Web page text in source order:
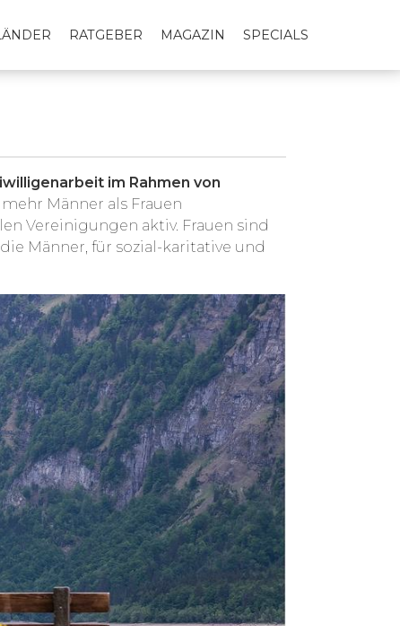
RATGEBER MAGAZIN SPECIALS
im Rahmen von
Männer als Frauen
Vereinigungen aktiv. Frauen sind
Männer, für sozial-karitative und